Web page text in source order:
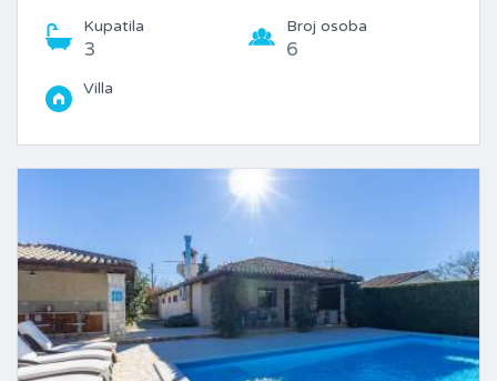
Kupatila
3
Broj osoba
6
Villa